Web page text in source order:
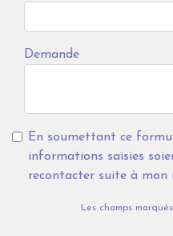
Demande
En soumettant ce
informations saisies
recontacter suite à mon
Les champs